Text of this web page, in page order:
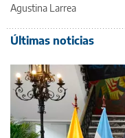
Agustina Larrea
Últimas noticias